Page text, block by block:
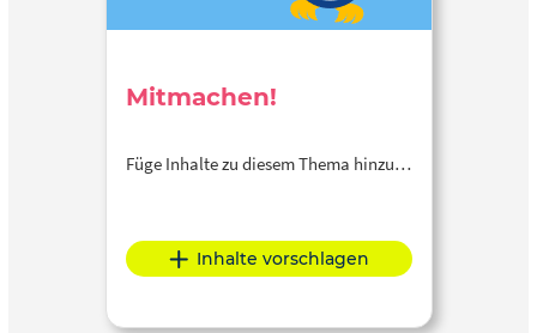
Mitmachen!
Füge Inhalte zu diesem Thema hinzu…
Inhalte vorschlagen